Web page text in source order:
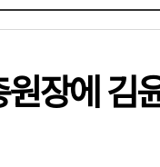
장에 김